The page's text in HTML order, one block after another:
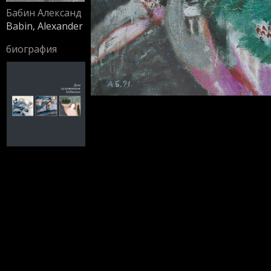
Бабин Александ
Babin, Alexander
биография